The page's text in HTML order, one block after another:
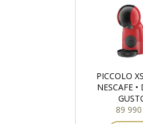
PICCOLO
NESCAFE •
89